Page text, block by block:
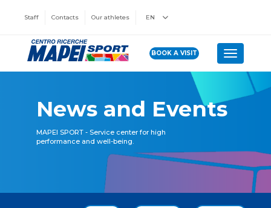
Staff Contacts Our athletes EN
BOOK A VISIT Toggle
News and Events
MAPEI SPORT - Service center for high
performance and well-being.